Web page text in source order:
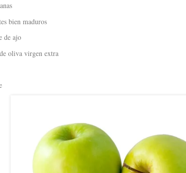
bien maduros
de ajo
oliva virgen extra